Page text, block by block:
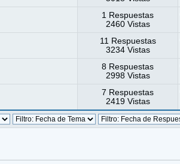
1 Respuestas
2460 Vistas
11 Respuestas
3234 Vistas
8 Respuestas
2998 Vistas
7 Respuestas
2419 Vistas